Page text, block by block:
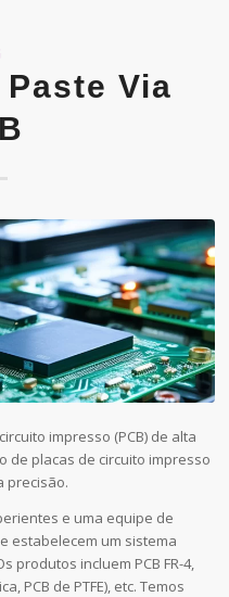
Via
impresso (PCB) de alta
de placas de circuito impresso
precisão.
e uma equipe de
estabelecem um sistema
produtos incluem PCB FR-4,
PCB de PTFE), etc. Temos